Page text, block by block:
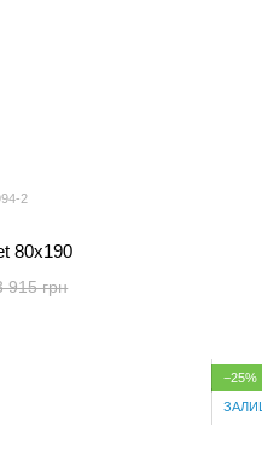
2
80x190
915 грн
−25%